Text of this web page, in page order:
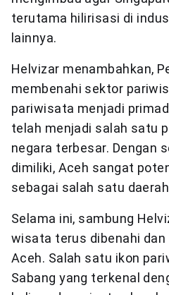
terutama hilirisasi di
lainnya.
Helvizar menambahkan,
membenahi sektor
pariwisata menjadi
telah menjadi salah satu
negara terbesar. Dengan
dimiliki, Aceh sangat
sebagai salah satu
Selama ini, sambung
wisata terus dibenahi dan
Aceh. Salah satu ikon
Sabang yang terkenal